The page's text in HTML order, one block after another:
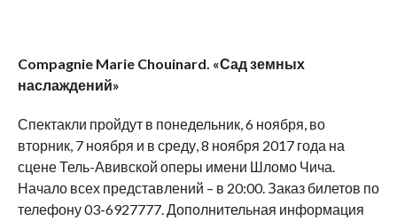
Compagnie Marie Chouinard. «Сад земных
наслаждений»
Спектакли пройдут в понедельник, 6 ноября, во
вторник, 7 ноября и в среду, 8 ноября 2017 года на
сцене Тель-Авивской оперы имени Шломо Чича.
Начало всех представлений – в 20:00. Заказ билетов по
телефону 03-6927777. Дополнительная информация